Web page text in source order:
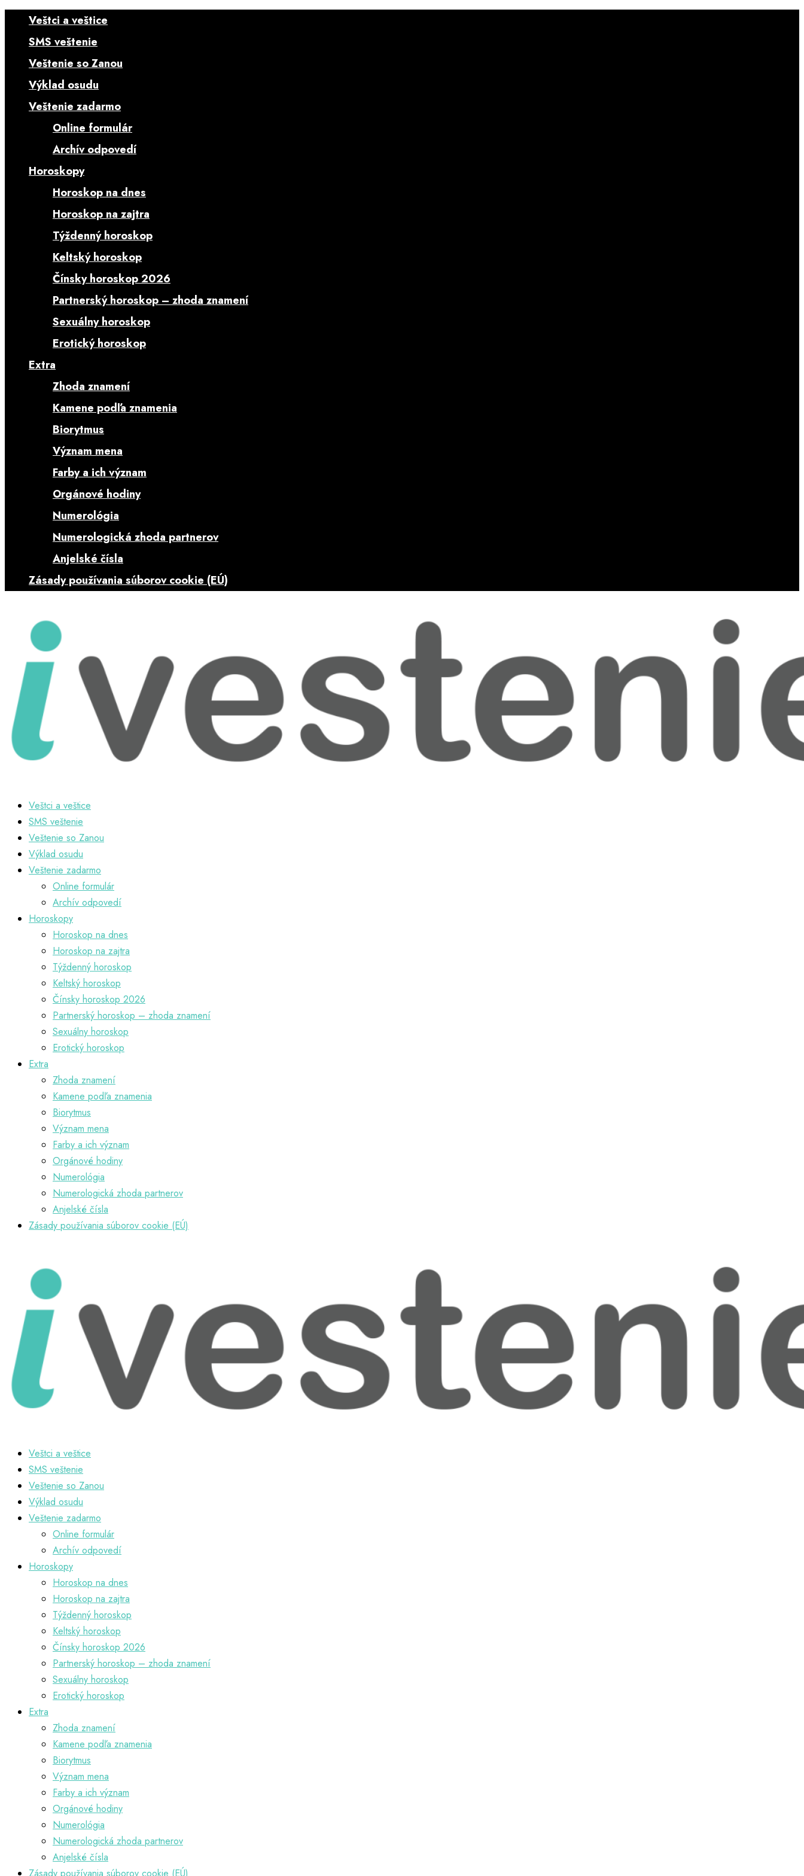
Veštci a veštice
SMS veštenie
Veštenie so Zanou
Výklad osudu
Veštenie zadarmo
Online formulár
Archív odpovedí
Horoskopy
Horoskop na dnes
Horoskop na zajtra
Týždenný horoskop
Keltský horoskop
Čínsky horoskop 2026
Partnerský horoskop – zhoda znamení
Sexuálny horoskop
Erotický horoskop
Extra
Zhoda znamení
Kamene podľa znamenia
Biorytmus
Význam mena
Farby a ich význam
Orgánové hodiny
Numerológia
Numerologická zhoda partnerov
Anjelské čísla
Zásady používania súborov cookie (EÚ)
Veštci a veštice
SMS veštenie
Veštenie so Zanou
Výklad osudu
Veštenie zadarmo
Online formulár
Archív odpovedí
Horoskopy
Horoskop na dnes
Horoskop na zajtra
Týždenný horoskop
Keltský horoskop
Čínsky horoskop 2026
Partnerský horoskop – zhoda znamení
Sexuálny horoskop
Erotický horoskop
Extra
Zhoda znamení
Kamene podľa znamenia
Biorytmus
Význam mena
Farby a ich význam
Orgánové hodiny
Numerológia
Numerologická zhoda partnerov
Anjelské čísla
Zásady používania súborov cookie (EÚ)
Veštci a veštice
SMS veštenie
Veštenie so Zanou
Výklad osudu
Veštenie zadarmo
Online formulár
Archív odpovedí
Horoskopy
Horoskop na dnes
Horoskop na zajtra
Týždenný horoskop
Keltský horoskop
Čínsky horoskop 2026
Partnerský horoskop – zhoda znamení
Sexuálny horoskop
Erotický horoskop
Extra
Zhoda znamení
Kamene podľa znamenia
Biorytmus
Význam mena
Farby a ich význam
Orgánové hodiny
Numerológia
Numerologická zhoda partnerov
Anjelské čísla